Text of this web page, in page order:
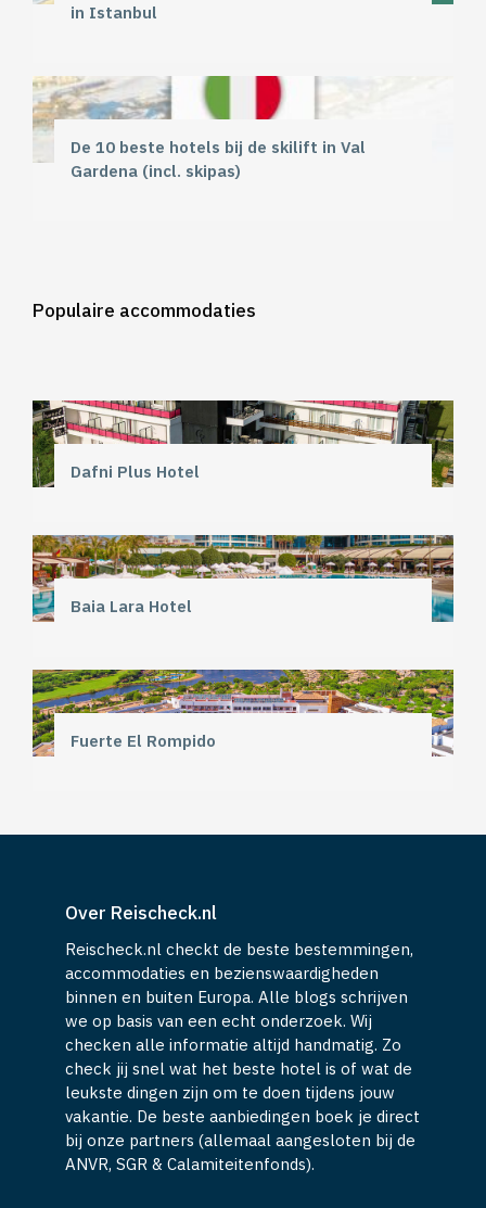
in Istanbul
De 10 beste hotels bij de skilift in Val
Gardena (incl. skipas)
Populaire accommodaties
Dafni Plus Hotel
Baia Lara Hotel
Fuerte El Rompido
Over Reischeck.nl
Reischeck.nl checkt de beste bestemmingen,
accommodaties en bezienswaardigheden
binnen en buiten Europa. Alle blogs schrijven
we op basis van een echt onderzoek. Wij
checken alle informatie altijd handmatig. Zo
check jij snel wat het beste hotel is of wat de
leukste dingen zijn om te doen tijdens jouw
vakantie. De beste aanbiedingen boek je direct
bij onze partners (allemaal aangesloten bij de
ANVR, SGR & Calamiteitenfonds).